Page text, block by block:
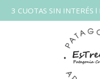
3 CUOTAS SIN INTERÉS